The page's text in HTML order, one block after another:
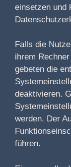
einsetzen und
Falls die
ihrem
gebeten die
deaktivieren.
werden. Der
führen.